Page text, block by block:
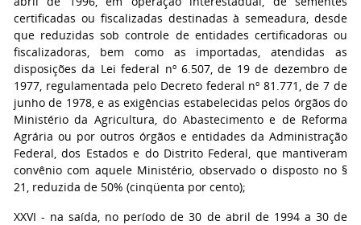
certificadas ou fiscalizadas destinadas à semeadura, desde
que reduzidas sob controle de entidades certificadoras ou
fiscalizadoras, bem como as importadas, atendidas as
disposições da Lei federal nº 6.507, de 19 de dezembro de
1977, regulamentada pelo Decreto federal nº 81.771, de 7 de
junho de 1978, e as exigências estabelecidas pelos órgãos do
Ministério da Agricultura, do Abastecimento e de Reforma
Agrária ou por outros órgãos e entidades da Administração
Federal, dos Estados e do Distrito Federal, que mantiveram
convênio com aquele Ministério, observado o disposto no §
21, reduzida de 50% (cinqüenta por cento);
XXVI - na saída, no período de 30 de abril de 1994 a 30 de